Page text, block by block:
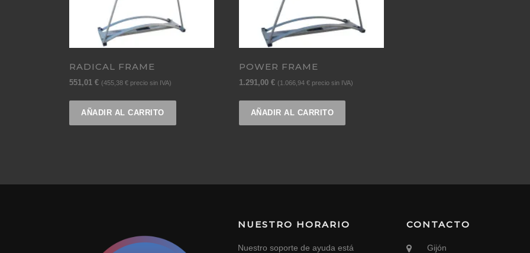
RADICAL FRAME
551,01 € (455,38 € precio sin IVA)
AÑADIR AL CARRITO
POWER FRAME
1.291,00 € (1.066,94 €precio sin IVA)
AÑADIR AL CARRITO
NUESTRO HORARIO
Nuestro soporte de ayuda está
CONTACTO
Gijón